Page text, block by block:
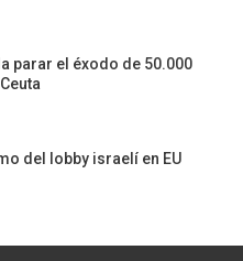
parar el éxodo de 50.000
del lobby israelí en EU